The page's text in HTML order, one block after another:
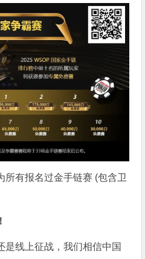
所有报名过金手链赛 (包含卫
是线上征战，我们相信中国